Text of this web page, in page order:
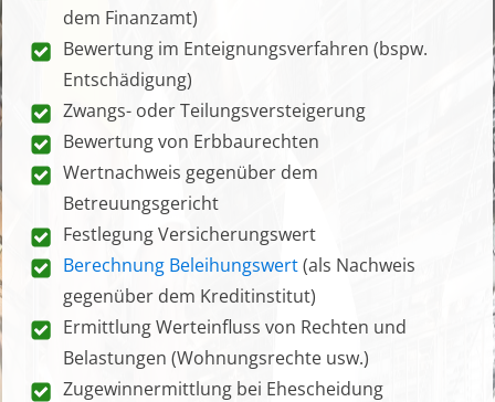
dem Finanzamt)
Bewertung im Enteignungsverfahren (bspw.
Entschädigung)
Zwangs- oder Teilungsversteigerung
Bewertung von Erbbaurechten
Wertnachweis gegenüber dem
Betreuungsgericht
Festlegung Versicherungswert
Berechnung Beleihungswert(als Nachweis
gegenüber dem Kreditinstitut)
Ermittlung Werteinfluss von Rechten und
Belastungen (Wohnungsrechte usw.)
Zugewinnermittlung bei Ehescheidung